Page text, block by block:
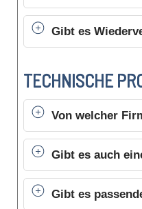
Gibt es
TECHNISCHE
Von welcher
Gibt es auch
Gibt es